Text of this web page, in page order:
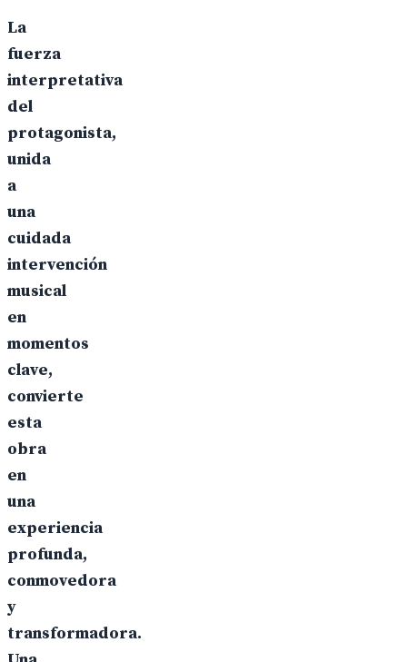
La
fuerza
interpretativa
del
protagonista,
unida
a
una
cuidada
intervención
musical
en
momentos
clave,
convierte
esta
obra
en
una
experiencia
profunda,
conmovedora
y
transformadora.